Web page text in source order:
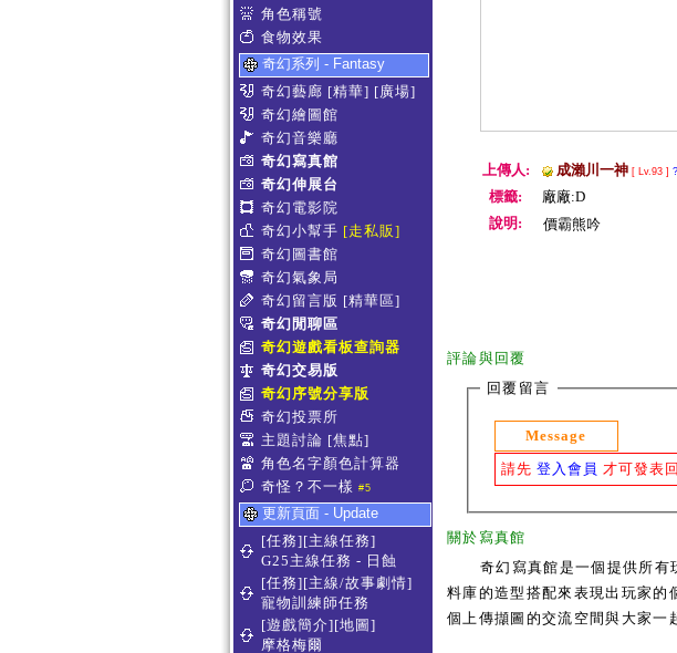
角色稱號
食物效果
奇幻系列 - Fantasy
奇幻藝廊 [精華] [廣場]
奇幻繪圖館
奇幻音樂廳
奇幻寫真館
奇幻伸展台
奇幻電影院
奇幻小幫手 [走私販]
奇幻圖書館
奇幻氣象局
奇幻留言版 [精華區]
奇幻閒聊區
奇幻遊戲看板查詢器
奇幻交易版
奇幻序號分享版
奇幻投票所
主題討論 [焦點]
角色名字顏色計算器
奇怪？不一樣 #5
更新頁面 - Update
[任務][主線任務]
G25主線任務 - 日蝕
[任務][主線/故事劇情]
寵物訓練師任務
[遊戲簡介][地圖]
摩格梅爾
上傳人: 成瀨川一神 [ Lv.93 ] ?
標籤:
廠廠:D
說明:
價霸熊吟
評論與回覆
回覆留言
Message
請先 登入會員 才可發表
關於寫真館
奇幻寫真館是一個提供所有
料庫的造型搭配來表現出玩家
個上傳擷圖的交流空間與大家一